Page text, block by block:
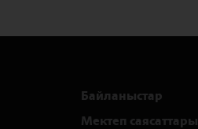
Байланыстар
Мектеп саясаттары